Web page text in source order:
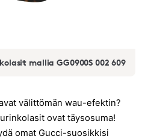
mallia GG0900S 002 609
välittömän wau-efektin?
ovat täysosuma!
omat Gucci-suosikkisi